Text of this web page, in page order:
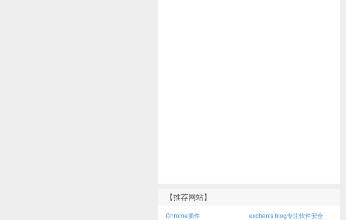
【推荐网站】
Chrome插件
exchen's blog专注软件安全